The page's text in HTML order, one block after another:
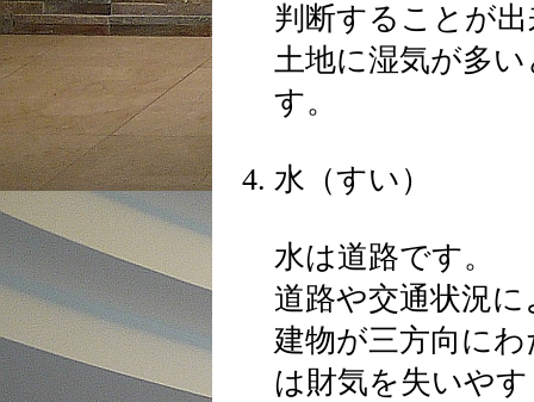
判断することが
土地に湿気が多
す。
水（すい）
水は道路です。
道路や交通状況
建物が三方向に
は財気を失いや